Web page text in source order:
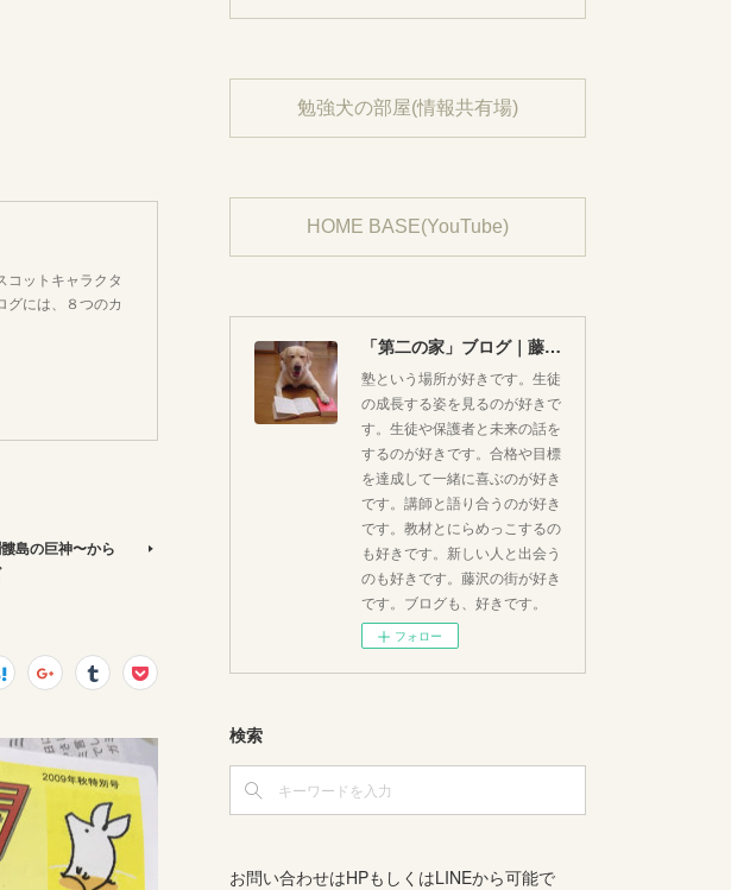
コットキャラクタ
グには、８つのカ
島の巨神〜から
勉強犬の部屋(情報共有場)
HOME BASE(YouTube)
「第二の家」ブログ｜藤沢市の個別指導塾のお話
塾という場所が好きです。生徒
の成長する姿を見るのが好きで
す。生徒や保護者と未来の話を
するのが好きです。合格や目標
を達成して一緒に喜ぶのが好き
です。講師と語り合うのが好き
です。教材とにらめっこするの
も好きです。新しい人と出会う
のも好きです。藤沢の街が好き
です。ブログも、好きです。
フォロー
検索
お問い合わせはHPもしくはLINEから可能で